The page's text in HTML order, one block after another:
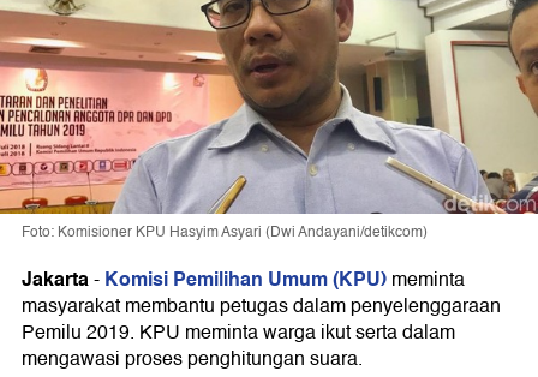
Foto: Komisioner KPU Hasyim Asyari (Dwi Andayani/detikcom)
Jakarta-Komisi Pemilihan Umum (KPU)meminta
masyarakat membantu petugas dalam penyelenggaraan
Pemilu 2019. KPU meminta warga ikut serta dalam
mengawasi proses penghitungan suara.